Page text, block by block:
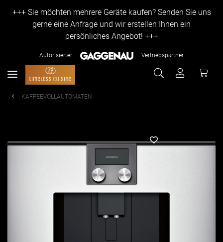
+++ Sie möchten mehrere Geräte kaufen? Senden Sie uns
gerne eine Anfrage und wir erstellen Ihnen ein
persönliches Angebot! +++
Autorisierter Vertriebspartner
KAFFEEVOLLAUTOMATEN